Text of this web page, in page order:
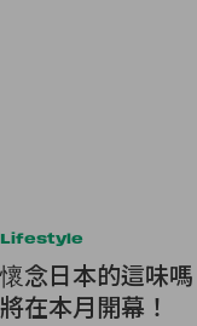
Lifestyle
懷念日本的這味
將在本月開幕！